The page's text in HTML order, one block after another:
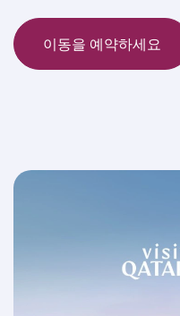
이동을 예약하세요